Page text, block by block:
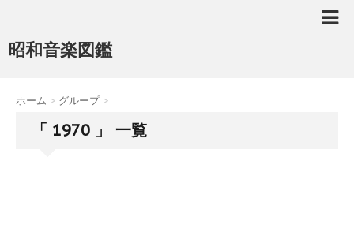
昭和音楽図鑑
ホーム > グループ >
「 1970 」 一覧